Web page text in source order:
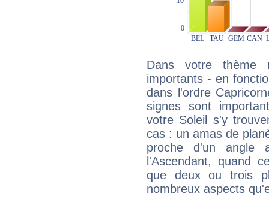
Dans votre thème
importants - en
dans l'ordre
signes sont
votre Soleil s'y
cas : un amas de
proche d'un
l'Ascendant, quand
que deux ou trois
nombreux aspects